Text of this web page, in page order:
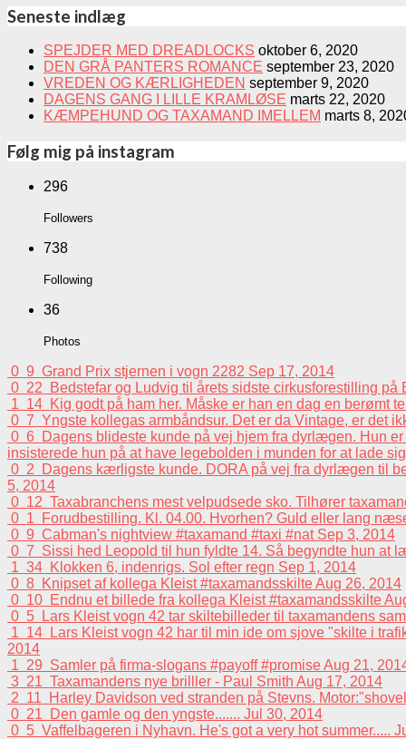
Seneste indlæg
SPEJDER MED DREADLOCKS oktober 6, 2020
DEN GRÅ PANTERS ROMANCE september 23, 2020
VREDEN OG KÆRLIGHEDEN september 9, 2020
DAGENS GANG I LILLE KRAMLØSE marts 22, 2020
KÆMPEHUND OG TAXAMAND IMELLEM marts 8,
Følg mig på instagram
296
Followers
738
Following
36
Photos
0 9 Grand Prix stjernen i vogn 2282 Sep 17, 2014
0 22
Bedstefar og Ludvig til årets sidste cirkusforestilling
1 14 Kig godt på ham her. Måske er han en dag en berømt
0 7 Yngste kollegas armbåndsur. Det er da Vintage, er det
0 6 Dagens blideste kunde på vej hjem fra dyrlægen. Hun
insisterede hun på at have legebolden i munden for at lade
0 2
Dagens kærligste kunde. DORA på vej fra dyrlægen til
5, 2014
0 12 Taxabranchens mest velpudsede sko. Tilhører
0 1
Forudbestilling. Kl. 04.00. Hvorhen? Guld eller lang
0 9 Cabman's nightview #taxamand #taxi #nat Sep 3, 2014
0 7 Sissi hed Leopold til hun fyldte 14. Så begyndte hun at
1 34 Klokken 6, indenrigs. Sol efter regn Sep 1, 2014
0 8 Knipset af kollega Kleist #taxamandsskilteAug 26, 2014
0 10 Endnu et billede fra kollega Kleist #taxamandsskilte
0 5
Lars Kleist vogn 42 tar skiltebilleder til taxamandens
1 14
Lars Kleist vogn 42 har til min ide om sjove "skilte i
2014
1 29 Samler på firma-slogans #payoff #promiseAug 21,
3 21 Taxamandens nye brilller - Paul Smith Aug 17, 2014
2 11
Harley Davidson ved stranden på Stevns.
0 21 Den gamle og den yngste....... Jul 30, 2014
0 5 Vaffelbageren i Nyhavn. He's got a very hot summer.....